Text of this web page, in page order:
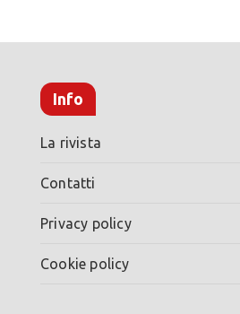
Info
La rivista
Contatti
Privacy policy
Cookie policy